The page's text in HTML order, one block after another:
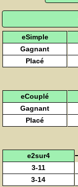
eSimple
Gagnant
Placé
eCouplé
Gagnant
Placé
e2sur4
3-11
3-14